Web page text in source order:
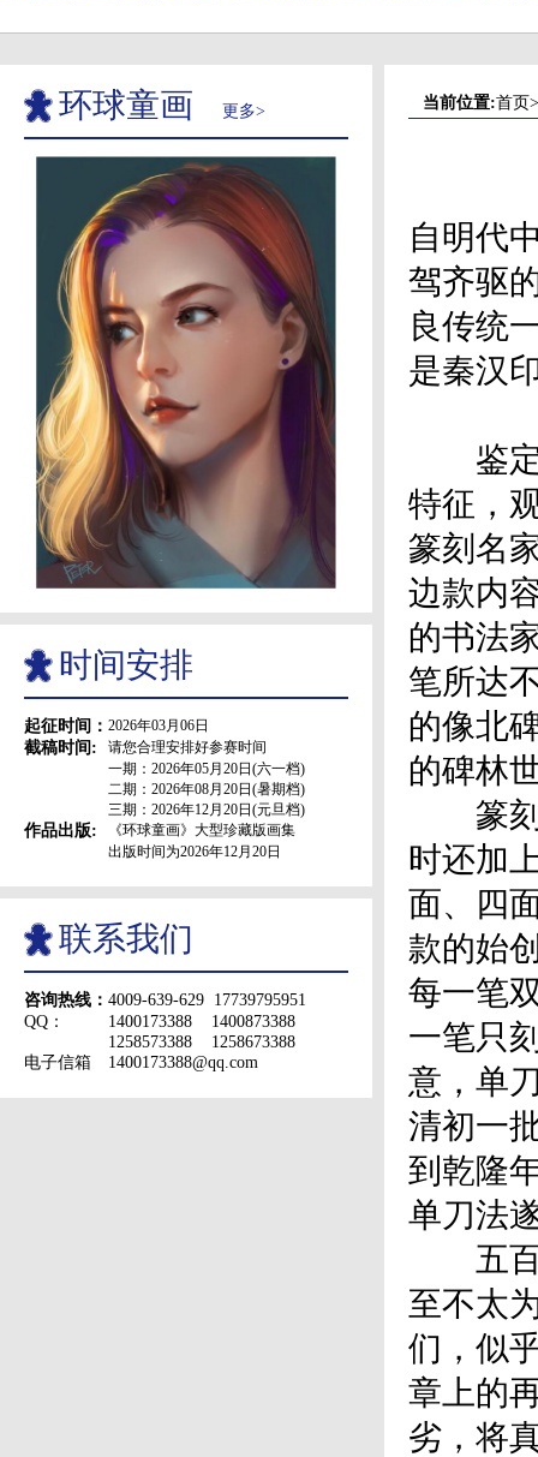
环球童画 更多>
时间安排
起征时间： 2026年03月06日
截稿时间:
请您合理安排好参赛时间
一期：2026年05月20日(六一档)
二期：2026年08月20日(暑期档)
三期：2026年12月20日(元旦档)
作品出版:
《环球童画》大型珍藏版画集
出版时间为2026年12月20日
联系我们
咨询热线： 4009-639-629 17739795951
QQ：
1400173388 1400873388
1258573388 1258673388
电子信箱
1400173388@qq.com
当前位置:首页
自明代
驾齐驱
良传统
是秦汉
鉴定
特征，
篆刻名
边款内
的书法
笔所达
的像北
的碑林
篆刻
时还加
面、四
款的始
每一笔
一笔只
意，单
清初一
到乾隆
单刀法
五百
至不太
们，似
章上的
劣，将